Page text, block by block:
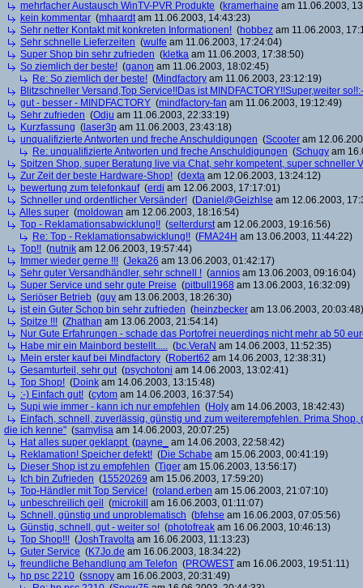
mehrfacher Austausch WinTV-PVR Produkte (kramerhaine am 11.06.2003,
kein kommentar (mhaardtam 11.06.2003, 14:43:23)
Sehr netter Kontakt mit konkreten Informationen! (hobbez am 11.06.2003,
Sehr schnelle Lieferzeiten (wulfe am 11.06.2003, 17:24:04)
Super Shop bin sehr zufrieden (kletka am 11.06.2003, 17:38:50)
So ziemlich der beste! (ganon am 11.06.2003, 18:02:45)
Re: So ziemlich der beste! (Mindfactory am 11.06.2003, 23:12:19)
Blitzschneller Versand,Top Service!!Das ist MINDFACTORY!!Super,weiter
gut - besser - MINDFACTORY (mindfactory-fan am 11.06.2003, 19:12:49)
Sehr zufrieden (Odju am 11.06.2003, 22:33:19)
Kurzfassung ( laser3p am 11.06.2003, 23:43:18)
unqualifizierte Antworten und freche Anschuldigungen (Scooter am
Re: unqualifizierte Antworten und freche Anschuldigungen (Schugy am
Spitzen Shop, super Beratung live via Chat, sehr kompetent, super schneller
Zur Zeit der beste Hardware-Shop! (dexta am 12.06.2003, 13:24:12)
bewertung zum telefonkauf(erdi am 12.06.2003, 17:17:01)
Schneller und ordentlicher Versänder! (Daniel@Geizhlse am 12.06.2003,
Alles super (moldowan am 12.06.2003, 18:16:54)
Top - Reklamationsabwicklung!! (selterdurstam 12.06.2003, 19:16:56)
Re: Top - Reklamationsabwicklung!! (FMA24H am 13.06.2003, 11:44:22)
Top!! (nutnik am 12.06.2003, 19:57:44)
Immer wieder gerne !!! (Jeka26 am 13.06.2003, 01:42:17)
Sehr guter Versandhändler, sehr schnell ! (annios am 13.06.2003, 09:16:04)
Super Service und sehr gute Preise (pitbull1968 am 13.06.2003, 16:32:09)
Seriöser Betrieb (guy am 13.06.2003, 18:26:30)
ist ein Guter Schop bin sehr zufrieden (heinzbecker am 13.06.2003, 20:03:48)
Spitze !!! (Zhathan am 13.06.2003, 21:54:14)
Nur Gute Erfahrungen - schade das Portofrei neuerdings nicht mehr ab 50
Habe mir ein Mainbord bestellt..... (bc.VeraN am 14.06.2003, 11:52:35)
Mein erster kauf bei Mindfactory (Robert62 am 14.06.2003, 12:38:31)
Gesamturteil, sehr gut(psychotoni am 14.06.2003, 13:02:41)
Top Shop! (Doink am 14.06.2003, 13:15:48)
:-) Einfach gut! (cytom am 14.06.2003, 16:37:54)
Supi wie immer - kann ich nur empfehlen (Holy am 14.06.2003, 18:42:43)
Einfach, schnell, zuverlässig, günstig und zum weiterempfehlen. Prima
die ich kenne" (samylisa am 14.06.2003, 20:07:25)
Hat alles super geklappt (payne_
am 14.06.2003, 22:58:42)
Reklamation! Speicher defekt! (Die Schabe am 15.06.2003, 00:41:19)
Dieser Shop ist zu empfehlen (Tiger am 15.06.2003, 13:56:17)
Ich bin Zufrieden (15520269 am 15.06.2003, 17:59:20)
Top-Händler mit Top Service! (roland.erben am 15.06.2003, 21:07:10)
unbeschreilich geil
(microkill
am 16.06.2003, 01:11:07)
Schnell, günstig und unproblematisch (bfehse am 16.06.2003, 07:05:56)
Günstig, schnell, gut - weiter so! (photofreak am 16.06.2003, 10:46:13)
Top Shop!!! (JoshTravolta am 16.06.2003, 11:13:23)
Guter Service (K7Jo.de am 16.06.2003, 18:34:22)
freundliche Behandlung am Telefon (PROWEST am 16.06.2003, 19:51:11)
hp psc 2210 (ssnopy am 16.06.2003, 20:31:49)